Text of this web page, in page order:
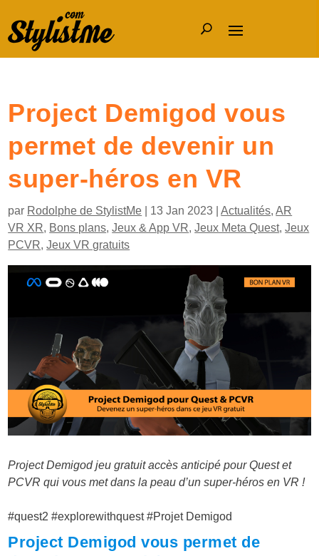
Project Demigod vous
permet de devenir un
super-héros en VR
par Rodolphe de StylistMe 13 Jan 2023 |Actualités,AR
VR XR, Bons plans,Jeux & App VR,Jeux Meta Quest,Jeux
PCVR,Jeux VR gratuits
Project Demigod jeu gratuit accès anticipé pour Quest et
PCVR qui vous met dans la peau d’un super-héros en VR !
#quest2 #explorewithquest #Projet Demigod
Project Demigod vous permet de